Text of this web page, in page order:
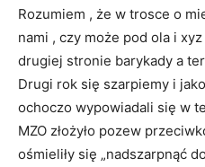
Rozumiem , że w trosce o
nami , czy może pod ola i
drugiej stronie barykady a
Drugi rok się szarpiemy i
ochoczo wypowiadali się w
MZO złożyło pozew
ośmieliły się „nadszarpnąć